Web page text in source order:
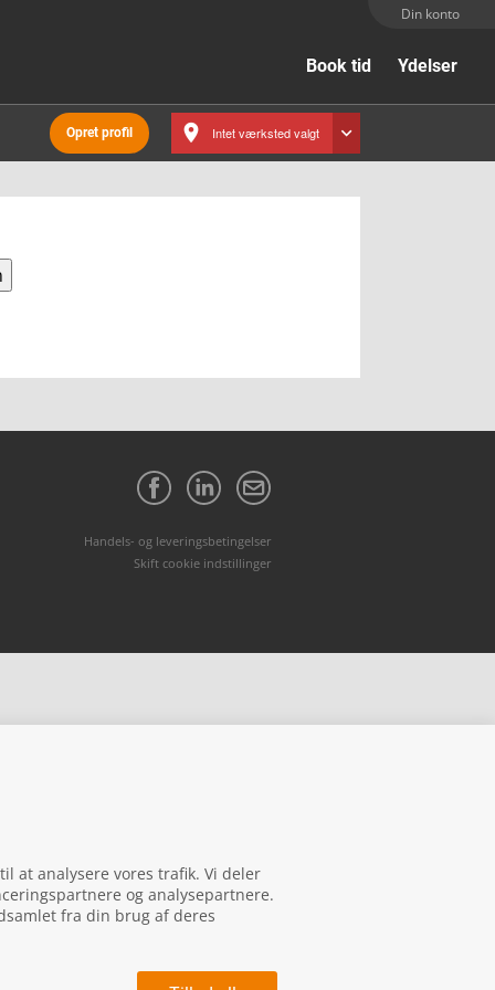
at analysere vores trafik. Vi deler
og analysepartnere.
fra din brug af deres
Din konto
Book tid Ydelser
Opret profil Intet værksted valgt
Handels- og leveringsbetingelser
Skift cookie indstillinger